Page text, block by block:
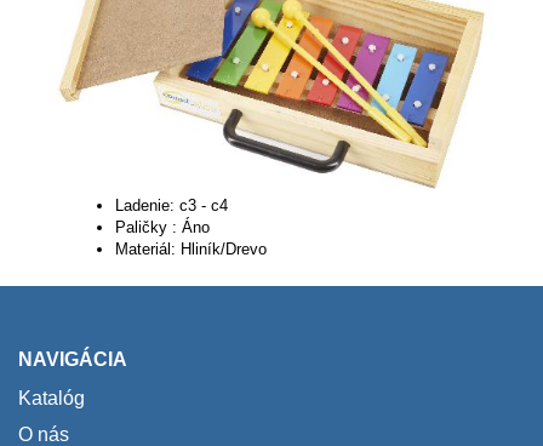
Ladenie: c3 - c4
Paličky : Áno
Materiál: Hliník/Drevo
NAVIGÁCIA
Katalóg
O nás